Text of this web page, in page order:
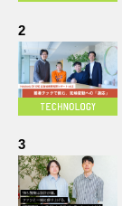
2
3